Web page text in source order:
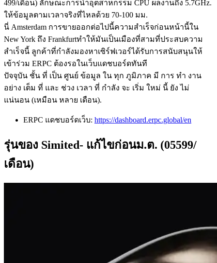
499/เดือน) ลักษณะการนําอุตสาหกรรม CPU ผลงานถึง 5.7GHz.
ให้ข้อมูลตามเวลาจริงที่ไหลด้วย 70-100 มม.
นี่ Amsterdam การขายออกต่อไปนี้ความสําเร็จก่อนหน้านี้ใน
New York ถึง Frankfurtทําให้มันเป็นเมืองที่สามที่ประสบความ
สําเร็จนี้ ลูกค้าที่กําลังมองหาเซิร์ฟเวอร์ได้รับการสนับสนุนให้
เข้าร่วม ERPC ต้องรอในเว็บแดชบอร์ดทันที
ปัจจุบัน ชั้น ที่ เป็น ศูนย์ ข้อมูล ใน ทุก ภูมิภาค มี การ ทํา งาน
อย่าง เต็ม ที่ และ ช่วง เวลา ที่ กําลัง จะ เริ่ม ใหม่ นี้ ยัง ไม่
แน่นอน (เหมือน หลาย เดือน).
ERPC แดชบอร์ดเว็บ: https://dashboard.erpc.global/en
รุ่นของ Simited- แก้ไขก่อนม.ต. (05599/
เดือน)